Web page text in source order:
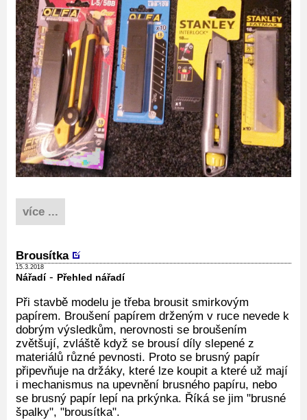
více ...
Brousítka
15.3.2018
Nářadí- Přehled nářadí
Při stavbě modelu je třeba brousit smirkovým
papírem. Broušení papírem drženým v ruce nevede k
dobrým výsledkům, nerovnosti se broušením
zvětšují, zvláště když se brousí díly slepené z
materiálů různé pevnosti. Proto se brusný papír
připevňuje na držáky, které lze koupit a které už mají
i mechanismus na upevnění brusného papíru, nebo
se brusný papír lepí na prkýnka. Říká se jim "brusné
špalky", "brousítka".